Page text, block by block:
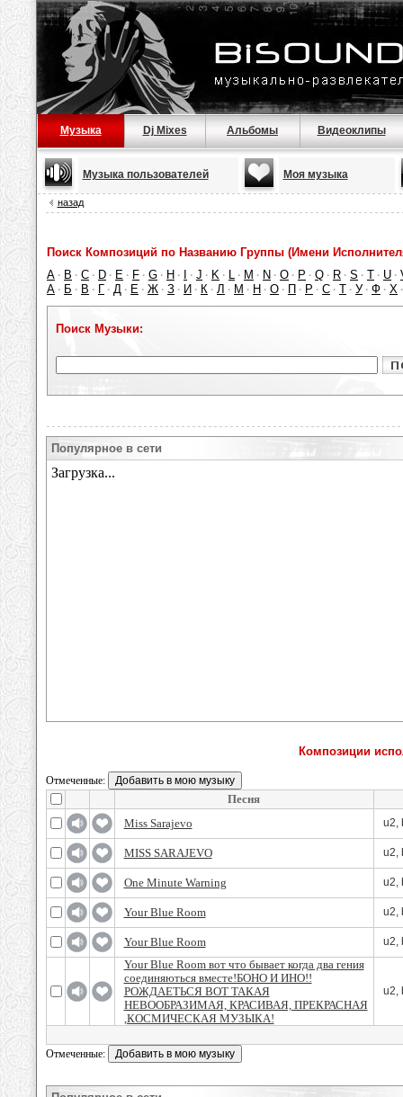
Музыка Dj Mixes Альбомы Видеоклипы
Музыка пользователей Моя музыка
назад
Поиск Композиций по Названию Группы (Имени
A · B · C · D · E · F · G · H · · J · K · L · M · N · O · P · Q · R · S · T · U ·
А · Б · В · Г · Д · Е · Ж · З · И · К · Л · М · Н · О · П · Р · С · Т · У · Ф · Х
Поиск Музыки:
Популярное в сети
Композиции
Отмеченные:
Песня
Miss Sarajevo
u2,
MISS SARAJEVO u2,
One Minute Warning u2,
Your Blue Room u2,
Your Blue Room u2,
Your Blue Room вот что бывает когда два гения
соединяються вместе!БОНО И ИНО!!
РОЖДАЕТЬСЯ ВОТ ТАКАЯ
НЕВООБРАЗИМАЯ, КРАСИВАЯ, ПРЕКРАСНАЯ
,КОСМИЧЕСКАЯ МУЗЫКА!
u2,
Отмеченные: